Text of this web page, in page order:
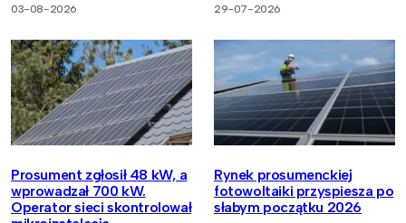
03-08-2026 29-07-2026
Prosument zgłosił 48 kW, a
wprowadzał 700 kW.
Operator sieci skontrolował
Rynek prosumenckiej
fotowoltaiki przyspiesza po
słabym początku 2026